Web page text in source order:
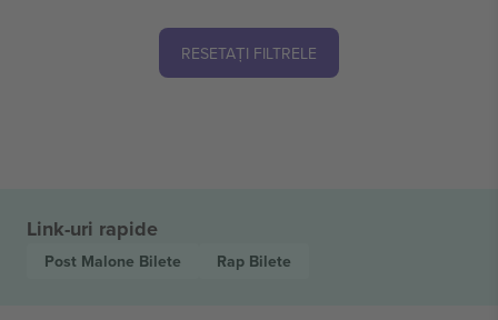
RESETAȚI FILTRELE
Link-uri rapide
Post Malone Bilete Rap Bilete